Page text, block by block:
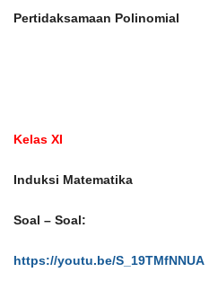
Pertidaksamaan Polinomial
Kelas XI
Induksi Matematika
Soal – Soal:
https://youtu.be/S_19TMfNNUA